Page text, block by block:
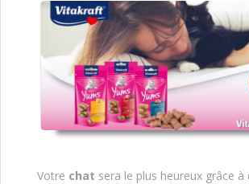
Votre chat sera le plus heureux grâce à